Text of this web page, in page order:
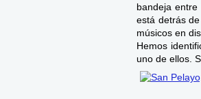
bandeja
está detrás
músicos en
Hemos
uno de ellos.